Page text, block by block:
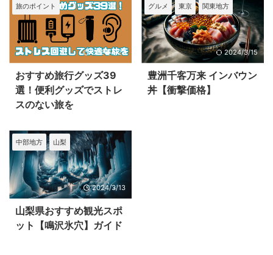
旅のポイント
2024/4/27
おすすめ旅行グッズ39
選！便利グッズでストレ
スのない旅を
グルメ 東京 関東地方
2024/3/15
豊洲千客万来 インバウン
丼【衝撃価格】
中部地方 山梨
2024/3/13
山梨県おすすめ観光スポ
ット【鳴沢氷穴】ガイド